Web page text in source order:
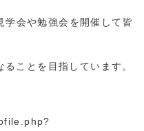
学会や勉強会を開催して皆
ことを目指しています。